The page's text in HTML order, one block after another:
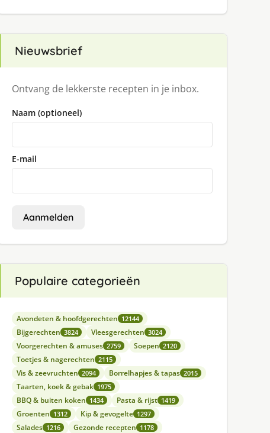
Nieuwsbrief
Ontvang de lekkerste recepten in je inbox.
Naam (optioneel)
E-mail
Aanmelden
Populaire categorieën
Avondeten & hoofdgerechten 12144
Bijgerechten 3824 Vleesgerechten 3024
Voorgerechten & amuses 2759 Soepen 2120
Toetjes & nagerechten 2115
Vis & zeevruchten 2094 Borrelhapjes & tapas 2015
Taarten, koek & gebak 1975
BBQ & buiten koken 1434 Pasta & rijst 1419
Groenten 1312 Kip & gevogelte 1297
Salades 1216 Gezonde recepten 1178